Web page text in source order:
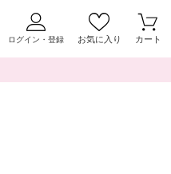
ログイン・登録 お気に入り カート